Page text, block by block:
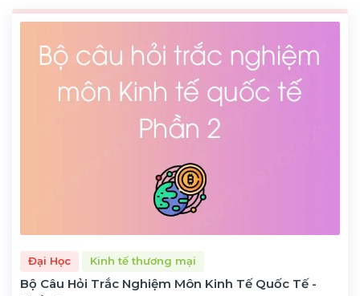
Đại Học Kinh tế thương mại
Bộ Câu Hỏi Trắc Nghiệm Môn Kinh Tế Quốc Tế -